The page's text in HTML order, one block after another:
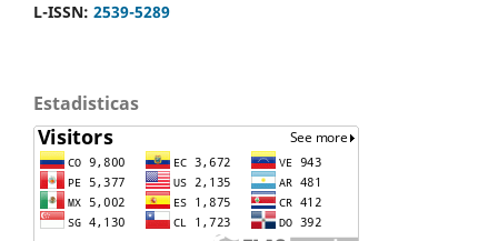
L-ISSN: 2539-5289
Estadisticas